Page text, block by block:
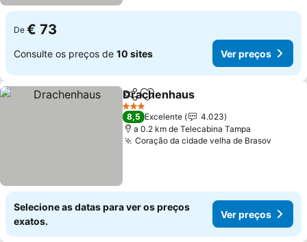
De € 73
Consulte os preços de 10 sites Ver preços
PartilharAdicionar aos favoritos
Drachenhaus
3 Estrelas
8,5 Excelente
4.023
a 0.2 km de Telecabina Tampa
Coração da cidade velha de Brasov
Selecione as datas para ver os preços
exatos.
Ver preços